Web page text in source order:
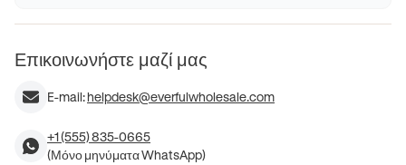
Επικοινωνήστε μαζί μας
E-mail:helpdesk@everfulwholesale.com
+1 (555) 835-0665
(Μόνο μηνύματα WhatsApp)